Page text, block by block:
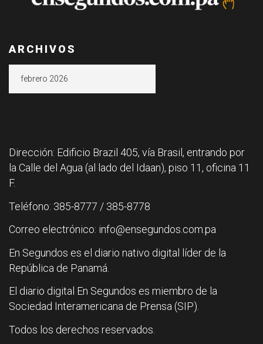
ARCHIVOS
Dirección: Edificio Brazil 405, vía Brasil, entrando por
la Calle del Agua (al lado del Idaan), piso 11, oficina 11
F.
Teléfono: 385-8777 / 385-8778
Correo electrónico: info@ensegundos.com.pa
En Segundos es el diario nativo digital líder de la
República de Panamá.
El diario digital En Segundos es miembro de la
Sociedad Interamericana de Prensa (SIP).
Todos los derechos reservados.